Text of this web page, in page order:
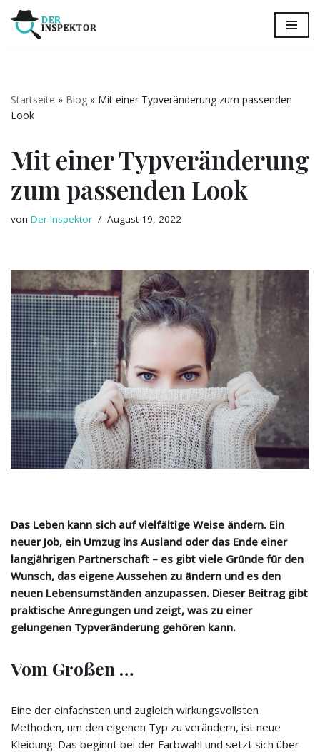
Startseite » Blog » Mit einer Typveränderung zum passenden
Look
Mit einer Typveränderung
zum passenden Look
von Der Inspektor August 19, 2022
Das Leben kann sich auf vielfältige Weise ändern. Ein
neuer Job, ein Umzug ins Ausland oder das Ende einer
langjährigen Partnerschaft – es gibt viele Gründe für den
Wunsch, das eigene Aussehen zu ändern und es den
neuen Lebensumständen anzupassen. Dieser Beitrag gibt
praktische Anregungen und zeigt, was zu einer
gelungenen Typveränderung gehören kann.
Vom Großen …
Eine der einfachsten und zugleich wirkungsvollsten
Methoden, um den eigenen Typ zu verändern, ist neue
Kleidung. Das beginnt bei der Farbwahl und setzt sich über